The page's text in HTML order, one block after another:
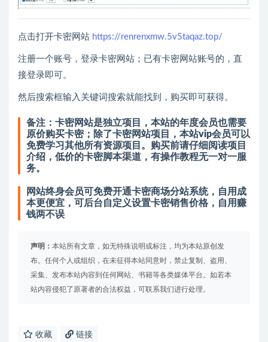
点击打开卡密网站 https://renrenxmw.5v5taqaz.top/
注册一个账号，登录卡密网站；已有卡密网站账号的，直
接登录即可。
然后搜索框输入关键词搜索就能找到，购买即可获得。
备注：卡密网站是独立项目，本站的年度会员也需要
原价购买卡密；除了卡密网站项目，本站vip会员可以
免费学习其他所有资源项目。购买前请仔细阅读项目
介绍，低价的卡密脚本渠道，有操作教程无一对一服
务。
网站终身会员可免费开通卡密商场分站系统，自用成
本更便宜，可后台自定义设置卡密销售价格，自用赚
钱两不误
声明： 本站所有文章，如无特殊说明或标注，均为本站原创发
布。任何个人或组织，在未征得本站同意时，禁止复制、盗用、
采集、发布本站内容到任何网站、书籍等各类媒体平台。如若本
站内容侵犯了原著者的合法权益，可联系我们进行处理。
收藏 链接